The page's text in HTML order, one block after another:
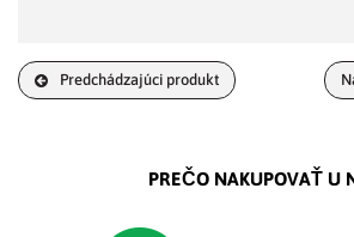
Predchádzajúci produkt
PREČO NAKUPOVAŤ U